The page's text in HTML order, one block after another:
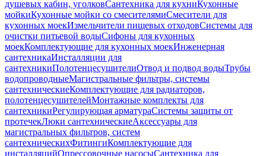
душевых кабин, уголковСантехника для кухниКухонные
мойкиКухонные мойки со смесителямиСмесители для
кухонных моекИзмельчители пищевых отходовСистемы для
очистки питьевой водыСифоны для кухонных
моекКомплектующие для кухонных моекИнженерная
сантехникаИнсталляции для
сантехникиПолотенцесушителиОтвод и подвод водыТрубы
водопроводныеМагистральные фильтры, системы
сантехническиеКомплектующие для радиаторов,
полотенцесушителейМонтажные комплекты для
сантехникиРегулирующая арматураСистемы защиты от
протечекЛюки сантехническиеАксессуары для
магистральных фильтров, систем
сантехническихФитингиКомплектующие для
инсталляцийОпрессовочные насосыСантехника для